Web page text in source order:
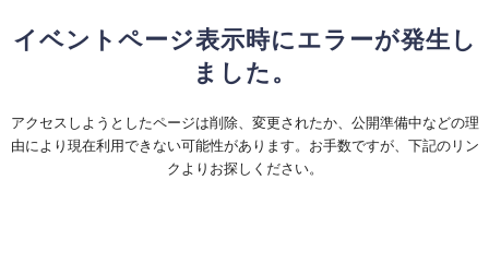
イベントページ表示時にエラーが発生し
ました。
アクセスしようとしたページは削除、変更されたか、公開準備中などの理
由により現在利用できない可能性があります。お手数ですが、下記のリン
クよりお探しください。